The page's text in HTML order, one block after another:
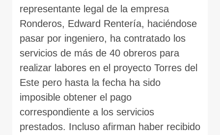
representante legal de la empresa
Ronderos, Edward Rentería, haciéndose
pasar por ingeniero, ha contratado los
servicios de más de 40 obreros para
realizar labores en el proyecto Torres del
Este pero hasta la fecha ha sido
imposible obtener el pago
correspondiente a los servicios
prestados. Incluso afirman haber recibido